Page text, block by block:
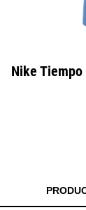
Nike